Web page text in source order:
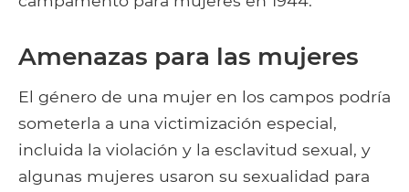
Amenazas para las mujeres
El género de una mujer en los campos podría
someterla a una victimización especial,
incluida la violación y la esclavitud sexual, y
algunas mujeres usaron su sexualidad para